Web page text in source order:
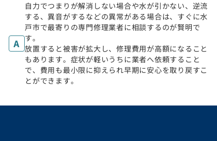
自力でつまりが解消しない場合や水が引かない、逆流
する、異音がするなどの異常がある場合は、すぐに水
戸市で最寄りの専門修理業者に相談するのが賢明で
す。
放置すると被害が拡大し、修理費用が高額になること
もあります。症状が軽いうちに業者へ依頼すること
で、費用も最小限に抑えられ早期に安心を取り戻すこ
とができます。